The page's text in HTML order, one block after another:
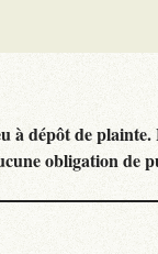
à dépôt de
obligation de